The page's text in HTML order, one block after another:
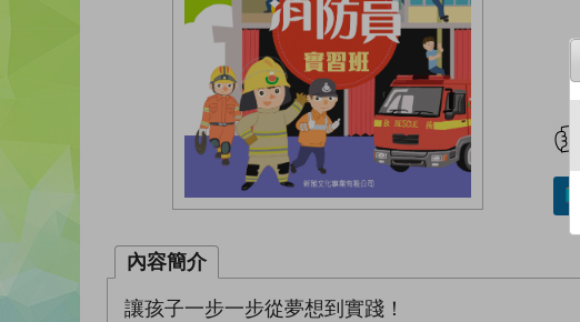
內容簡介
讓孩子一步一步從夢想到實踐！